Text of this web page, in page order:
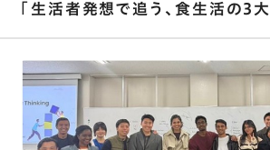
「⽣活者発想で追う､⾷⽣活の3⼤